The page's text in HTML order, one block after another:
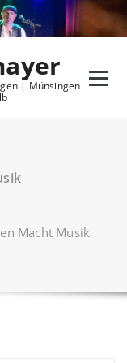
| Münsingen
Macht Musik